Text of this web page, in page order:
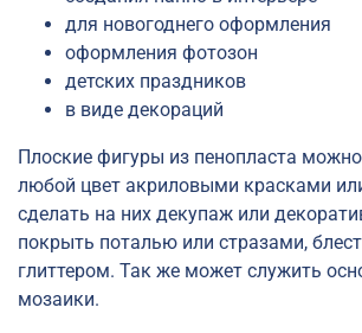
для новогоднего оформления
оформления фотозон
детских праздников
в виде декораций
Плоские фигуры из пенопласта
любой цвет акриловыми красками
сделать на них декупаж или
покрыть поталью или стразами,
глиттером. Так же может служить
мозаики.